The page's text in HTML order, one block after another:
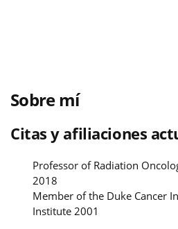
Sobre mí
Citas y afiliaciones
Professor of Radiation
2018
Member of the Duke Cancer
Institute 2001